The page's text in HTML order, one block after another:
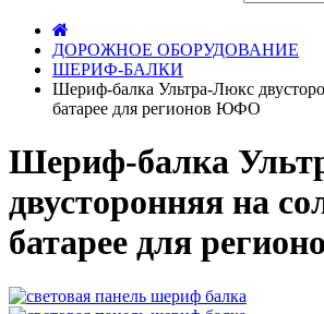
ДОРОЖНОЕ ОБОРУДОВАНИЕ
ШЕРИФ-БАЛКИ
Шериф-балка Ультра-Люкс
батарее для регионов ЮФО
Шериф-балка
двусторонняя на
батарее для